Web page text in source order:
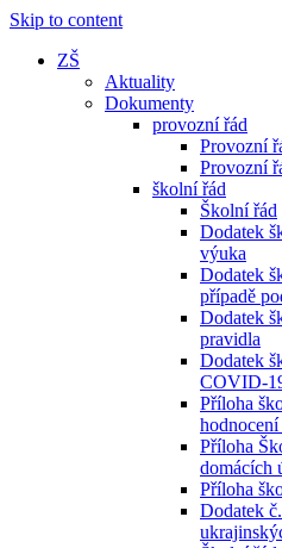
Skip to content
ZŠ
Aktuality
Dokumenty
provozní řád
Provozní
Provozní
školní řád
Školní řád
Dodatek
výuka
Dodatek
případě
Dodatek
pravidla
Dodatek
COVID-
Příloha
Příloha
domácích
Příloha
Dodatek